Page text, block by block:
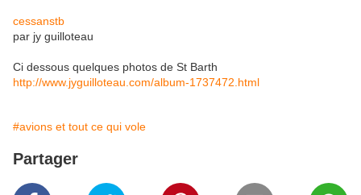
cessanstb
par jy guilloteau
Ci dessous quelques photos de St Barth
http://www.jyguilloteau.com/album-1737472.html
#avions et tout ce qui vole
Partager